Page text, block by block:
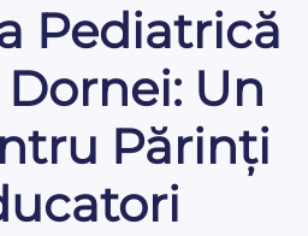
Pediatrică
Un
Părinți